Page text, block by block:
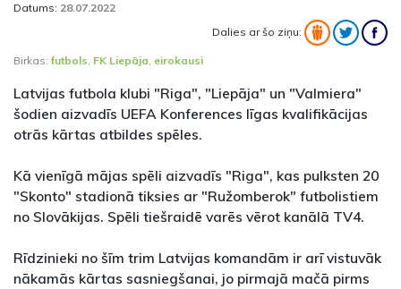
Datums: 28.07.2022
Dalies ar šo ziņu:
Birkas:futbols, FK Liepāja, eirokausi
Latvijas futbola klubi "Riga", "Liepāja" un "Valmiera"
šodien aizvadīs UEFA Konferences līgas kvalifikācijas
otrās kārtas atbildes spēles.
Kā vienīgā mājas spēli aizvadīs "Riga", kas pulksten 20
"Skonto" stadionā tiksies ar "Ružomberok" futbolistiem
no Slovākijas. Spēli tiešraidē varēs vērot kanālā TV4.
Rīdzinieki no šīm trim Latvijas komandām ir arī vistuvāk
nākamās kārtas sasniegšanai, jo pirmajā mačā pirms